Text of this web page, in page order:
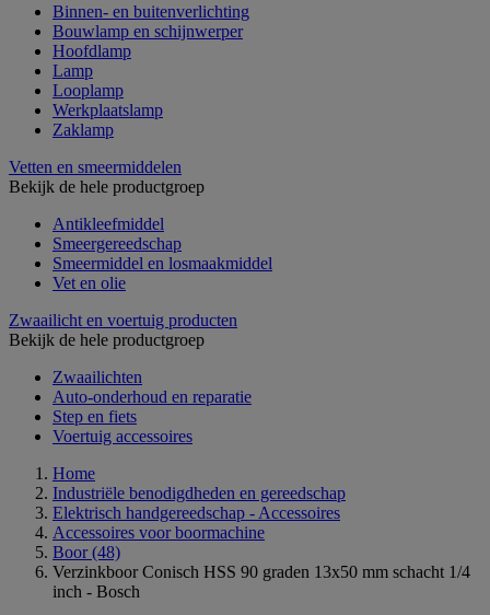
Binnen- en buitenverlichting
Bouwlamp en schijnwerper
Hoofdlamp
Lamp
Looplamp
Werkplaatslamp
Zaklamp
Vetten en smeermiddelen
Bekijk de hele productgroep
Antikleefmiddel
Smeergereedschap
Smeermiddel en losmaakmiddel
Vet en olie
Zwaailicht en voertuig producten
Bekijk de hele productgroep
Zwaailichten
Auto-onderhoud en reparatie
Step en fiets
Voertuig accessoires
Home
Industriële benodigdheden en gereedschap
Elektrisch handgereedschap - Accessoires
Accessoires voor boormachine
Boor (48)
Verzinkboor Conisch HSS 90 graden 13x50 mm schacht 1/4
inch - Bosch